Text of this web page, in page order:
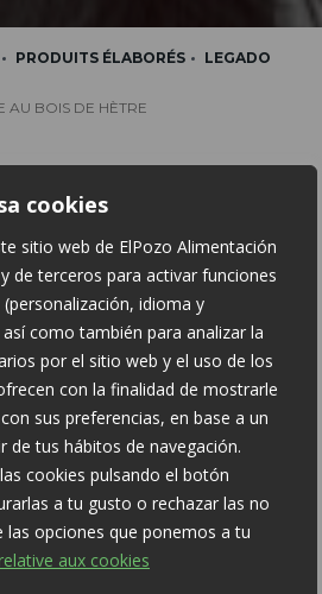
cookies
sitio web de ElPozo Alimentación
de terceros para activar funciones
idioma y
como también para analizar la
por el sitio web y el uso de los
con la finalidad de mostrarle
sus preferencias, en base a un
de tus hábitos de navegación.
cookies pulsando el botón
a tu gusto o rechazar las no
las opciones que ponemos a tu
aux cookies
PRODUITS ÉLABORÉS
LEGADO
AU BOIS DE HÈTRE
RÔTIE AU
pour 100 g: